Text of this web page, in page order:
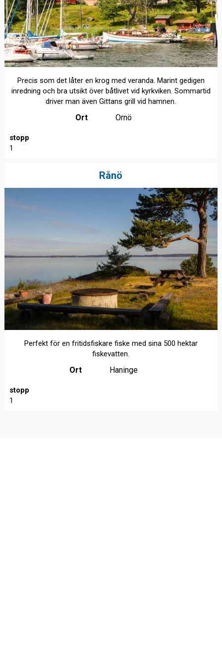
Precis som det låter en krog med veranda. Marint gedigen
inredning och bra utsikt över båtlivet vid kyrkviken. Sommartid
driver man även Gittans grill vid hamnen.
Ort Ornö
stopp
1
Rånö
Perfekt för en fritidsfiskare fiske med sina 500 hektar
fiskevatten.
Ort Haninge
stopp
1